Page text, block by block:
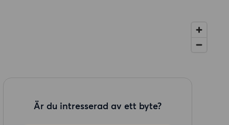
Är du intresserad av ett byte?